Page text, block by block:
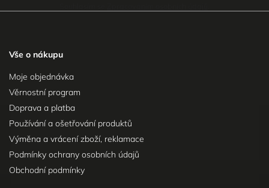
Vše o nákupu
Moje objednávka
Věrnostní program
Doprava a platba
Používání a ošetřování produktů
Výměna a vrácení zboží, reklamace
Podmínky ochrany osobních údajů
Obchodní podmínky